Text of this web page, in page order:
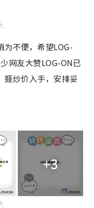
为不便，希望LOG-
网友大赞LOG-ON已
捱炒价入手，安排妥
+3